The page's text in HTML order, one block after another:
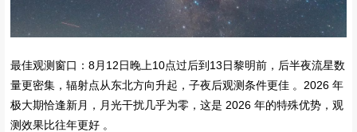
最佳观测窗口‌：8月12日晚上10点过后到13日黎明前，后半夜流星数
量更密集，辐射点从东北方向升起，子夜后观测条件更佳 。‌‌‌2026 年
极大期恰逢新月，月光干扰几乎为零，这是 2026 年的特殊优势，观
测效果比往年更好 。